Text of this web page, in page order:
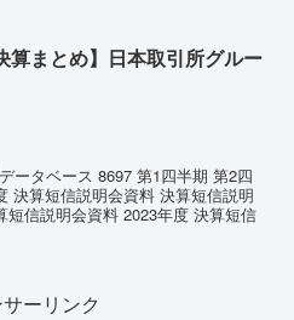
算まとめ】日本取引所グルー
ータベース 8697 第1四半期 第2四
決算短信説明会資料 決算短信説明
信説明会資料 2023年度 決算短信
ーリンク